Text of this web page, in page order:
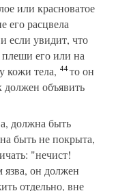
или красноватое
его расцвела
если увидит, что
плеши его или на
кожи тела, 44то он
объявить
должна быть
быть не покрыта,
"нечист!
он должен
отдельно, вне